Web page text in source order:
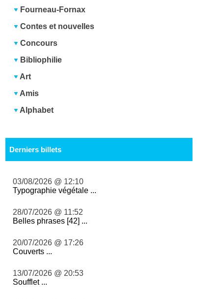
Fourneau-Fornax
Contes et nouvelles
Concours
Bibliophilie
Art
Amis
Alphabet
Derniers billets
03/08/2026 @ 12:10
Typographie végétale ...
28/07/2026 @ 11:52
Belles phrases [42] ...
20/07/2026 @ 17:26
Couverts ...
13/07/2026 @ 20:53
Soufflet ...